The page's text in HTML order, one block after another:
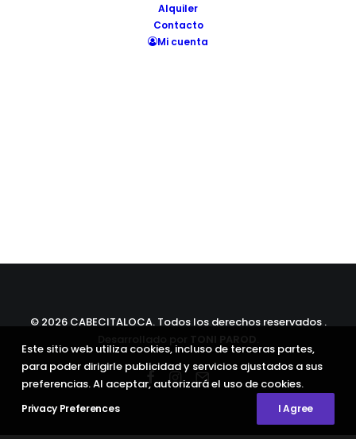
Alquiler
Contacto
Mi cuenta
© 2026 CABECITALOCA. Todos los derechos reservados .
Este sitio web utiliza cookies, incluso de terceras partes,
para poder dirigirle publicidad y servicios ajustados a sus
preferencias. Al aceptar, autorizará el uso de cookies.
Privacy Preferences I Agree